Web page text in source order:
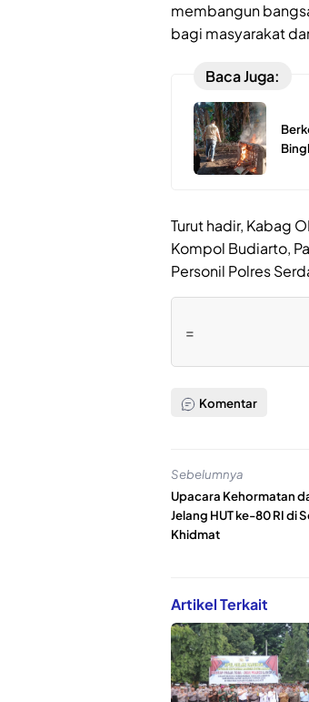
membangun
bagi masyarakat
Baca Juga:
Turut hadir, Kabag
Kompol Budiarto,
Personil Polres
=
Komentar
Sebelumnya
Upacara Kehormatan
Jelang HUT ke-80 RI di
Khidmat
Artikel Terkait